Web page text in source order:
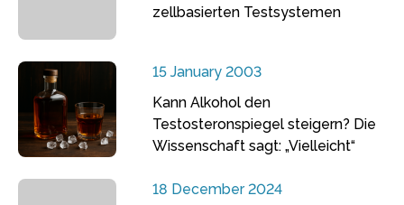
zellbasierten Testsystemen
15 January 2003
Kann Alkohol den
Testosteronspiegel steigern? Die
Wissenschaft sagt: „Vielleicht“
18 December 2024